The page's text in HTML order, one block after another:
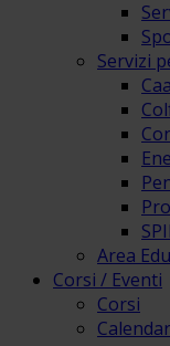
Servizi
Area
Corsi / Eventi
Corsi